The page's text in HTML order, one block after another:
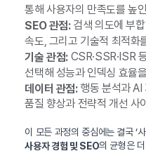
통해 사용자의 만족도를 높
SEO 관점:검색 의도에 부
속도, 그리고 기술적 최적화
기술 관점:CSR·SSR·ISR
선택해 성능과 인덱싱 효율
데이터 관점:행동 분석과 AI
품질 향상과 전략적 개선 사
이 모든 과정의 중심에는 결국 ‘
사용자 경험 및 SEO의 균형은